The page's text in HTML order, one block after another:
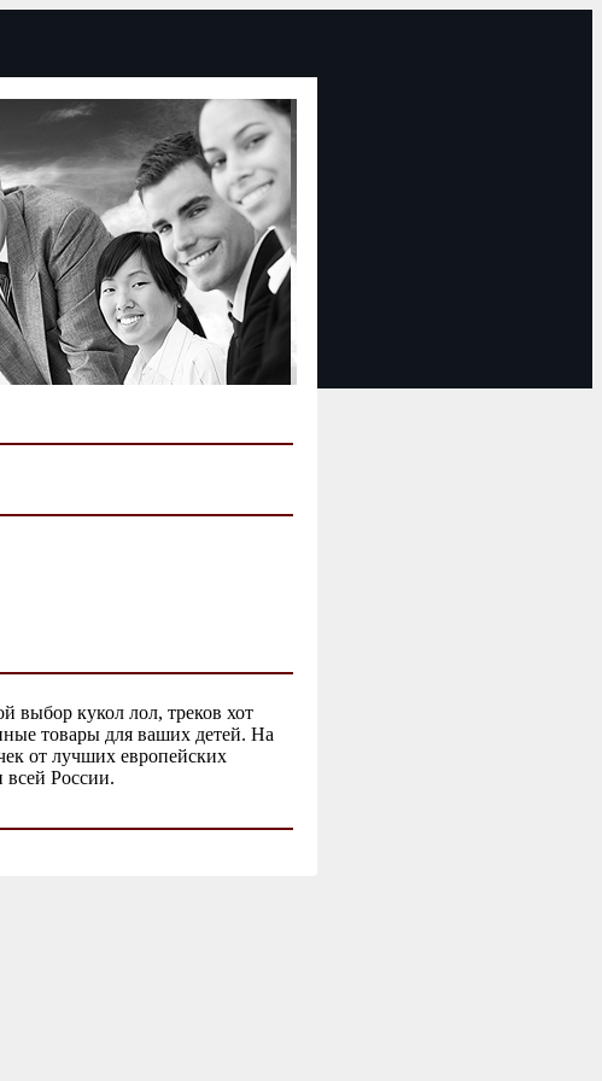
выбор кукол лол, треков хот
товары для ваших детей. На
от лучших европейских
всей России.